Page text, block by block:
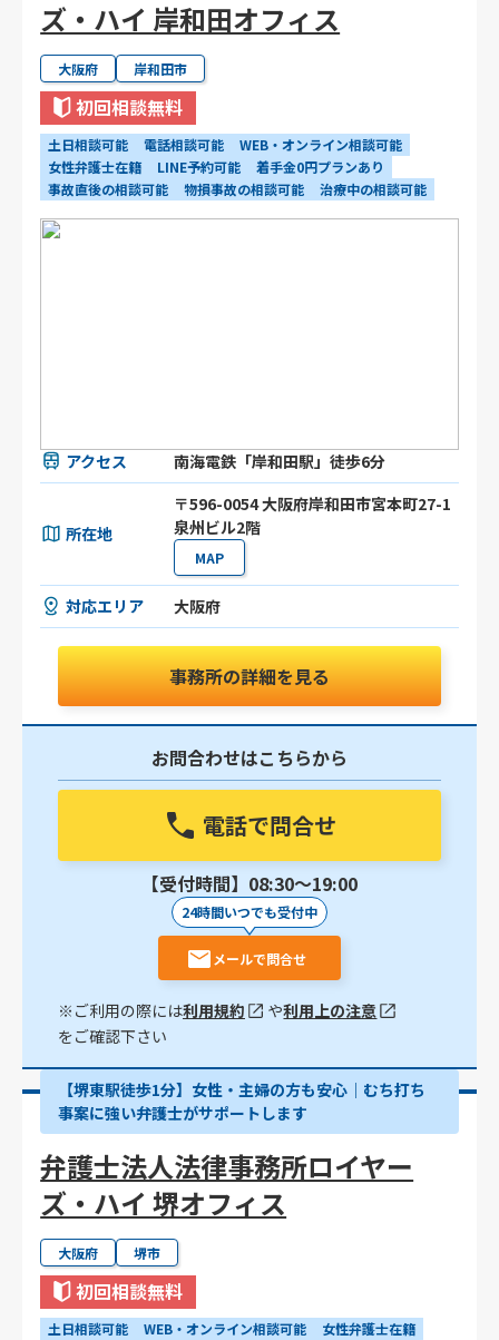
ズ・ハイ 岸和田オフィス
大阪府 岸和田市
初回相談無料
土日相談可能 電話相談可能
WEB・オンライン相談可能
女性弁護士在籍
LINE予約可能
着手金0円プランあり
事故直後の相談可能
物損事故の相談可能 治療中の相談可能
アクセス 南海電鉄「岸和田駅」徒歩6分
所在地
〒596-0054 大阪府岸和田市宮本町27-1
泉州ビル2階
MAP
対応エリア 大阪府
事務所の詳細を見る
お問合わせはこちらから
電話で問合せ
【受付時間】08:30〜19:00
24時間いつでも受付中
メールで問合せ
※ご利用の際には利用規約 や利用上の注意
をご確認下さい
【堺東駅徒歩1分】女性・主婦の方も安心｜むち打ち
事案に強い弁護士がサポートします
弁護士法人法律事務所ロイヤー
ズ・ハイ 堺オフィス
大阪府 堺市
初回相談無料
土日相談可能 WEB・オンライン相談可能
女性弁護士在籍